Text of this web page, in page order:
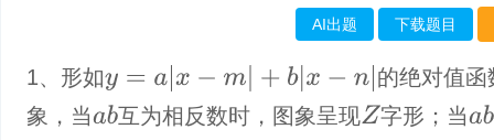
AI出题 下载题目
1、形如y= a|x− m| +b|
的绝对值函
象，当 ab 互为相反数时，图象呈现 Z 字形；当 ab